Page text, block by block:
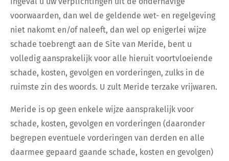
voorwaarden, dan wel de geldende wet- en regelgeving
niet nakomt en/of naleeft, dan wel op enigerlei wijze
schade toebrengt aan de Site van Meride, bent u
volledig aansprakelijk voor alle hieruit voortvloeiende
schade, kosten, gevolgen en vorderingen, zulks in de
ruimste zin des woords. U zult Meride terzake vrijwaren.
Meride is op geen enkele wijze aansprakelijk voor
schade, kosten, gevolgen en vorderingen (daaronder
begrepen eventuele vorderingen van derden en alle
daarmee gepaard gaande schade, kosten en gevolgen)